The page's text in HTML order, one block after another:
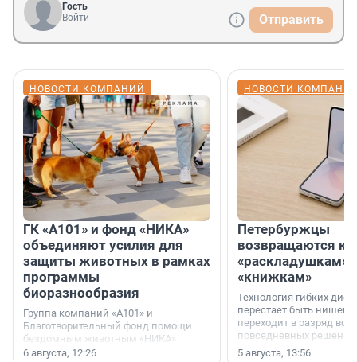
Гость
Войти
Отправить
НОВОСТИ КОМПАНИЙ
ГК «А101» и фонд «НИКА»
объединяют усилия для
защиты животных в рамках
программы
биоразнообразия
Группа компаний «А101» и
Благотворительный фонд помощи
бездомным животным «НИКА»
заключили соглашение о
6 августа, 12:26
НОВОСТИ
Петербуржцы
возвращаются к
«раскладушкам»
«книжкам»
Технология гибких
перестает быть
переходит в разряд
повседневных
5 августа, 13:56